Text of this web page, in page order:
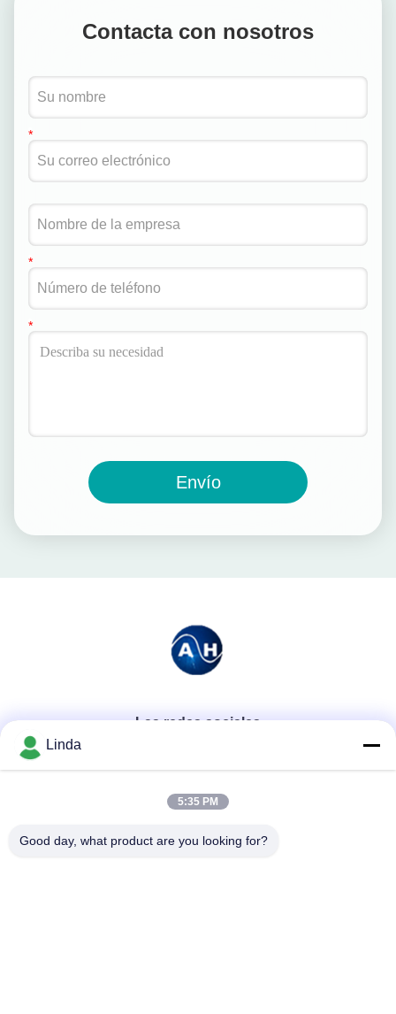
Contacta con nosotros
Envío
Las redes sociales
Contacto rápido
Teléfono
Linda
5:35 PM
Good day, what product are you looking for?